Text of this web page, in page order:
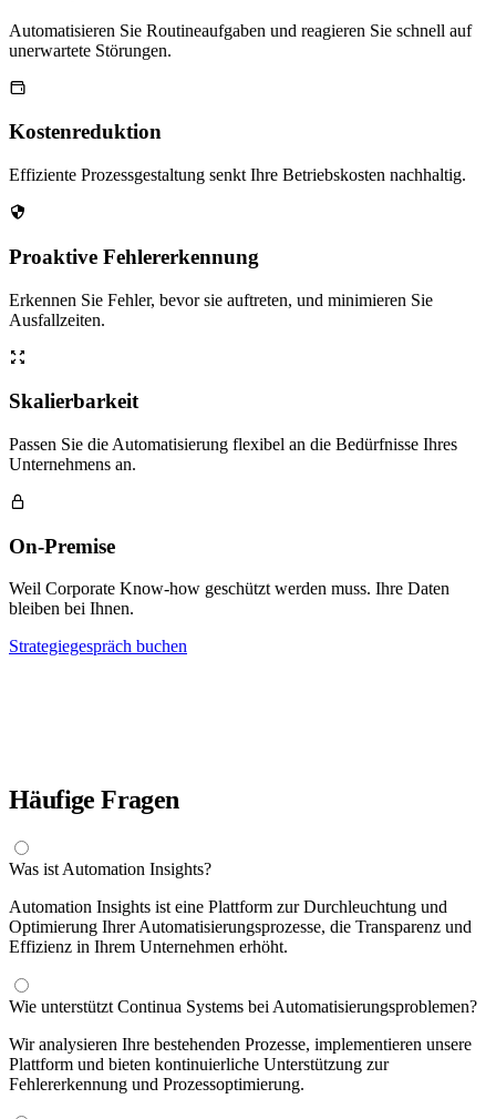
Automatisieren Sie Routineaufgaben und reagieren Sie schnell auf
unerwartete Störungen.
Kostenreduktion
Effiziente Prozessgestaltung senkt Ihre Betriebskosten nachhaltig.
Proaktive Fehlererkennung
Erkennen Sie Fehler, bevor sie auftreten, und minimieren Sie
Ausfallzeiten.
Skalierbarkeit
Passen Sie die Automatisierung flexibel an die Bedürfnisse Ihres
Unternehmens an.
On-Premise
Weil Corporate Know-how geschützt werden muss. Ihre Daten
bleiben bei Ihnen.
Strategiegespräch buchen
Häufige Fragen
Was ist Automation Insights?
Automation Insights ist eine Plattform zur Durchleuchtung und
Optimierung Ihrer Automatisierungsprozesse, die Transparenz und
Effizienz in Ihrem Unternehmen erhöht.
Wie unterstützt Continua Systems bei Automatisierungsproblemen?
Wir analysieren Ihre bestehenden Prozesse, implementieren unsere
Plattform und bieten kontinuierliche Unterstützung zur
Fehlererkennung und Prozessoptimierung.